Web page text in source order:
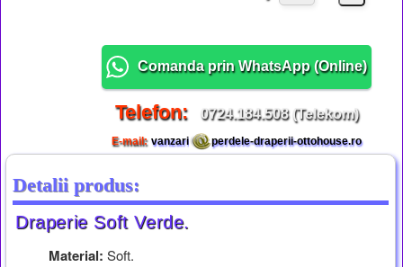
Comanda prin WhatsApp (Online)
Telefon: 0724.184.508 (Telekom)
E-mail: vanzari perdele-draperii-ottohouse.ro
Detalii produs:
Draperie Soft Verde.
Material: Soft.